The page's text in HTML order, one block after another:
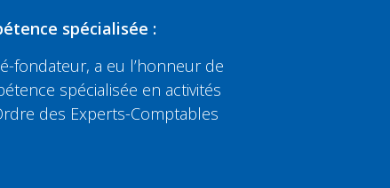
spécialisée :
fondateur, a eu l’honneur de
spécialisée en activités
des Experts-Comptables